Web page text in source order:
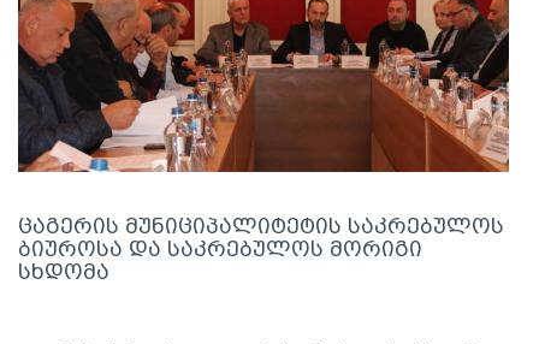
ცაგერის მუნიციპალიტეტის საკრებულოს
ბიუროსა და საკრებულოს მორიგი
სხდომა